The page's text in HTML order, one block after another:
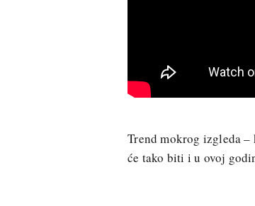
Trend mokrog izgleda
će tako biti i u ovoj